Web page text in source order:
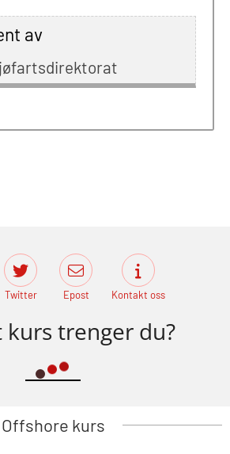
av
Twitter Epost Kontakt oss
kurs trenger du?
Offshore kurs